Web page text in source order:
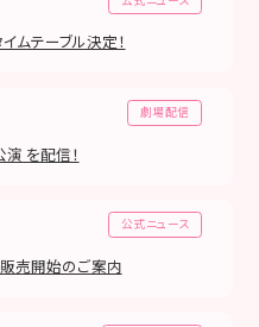
ムテーブル決定！
劇場配信
演 を配信！
公式ニュース
販売開始のご案内